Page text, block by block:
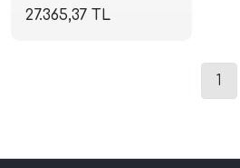
Subwoofer | 440W
Maksimum - 220W RMS
27.365,37 TL
1